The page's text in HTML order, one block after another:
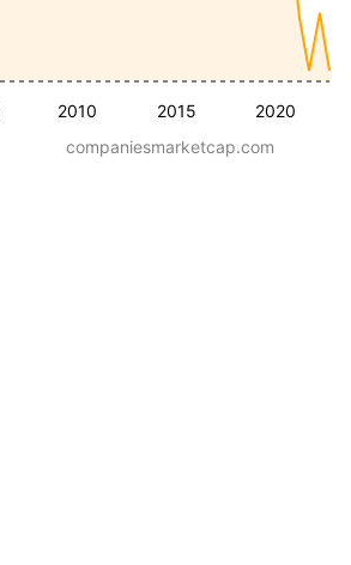
2010 2015 2020
companiesmarketcap.com